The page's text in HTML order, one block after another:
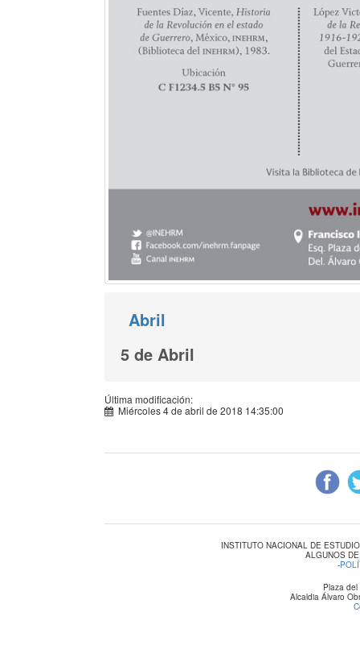
Abril
5 de Abril
Última modificación:
Miércoles 4 de abril de 2018 14:35:00
INSTITUTO NACIONAL DE
ALGUNOS
-
Plaza
Alcaldia Álvaro